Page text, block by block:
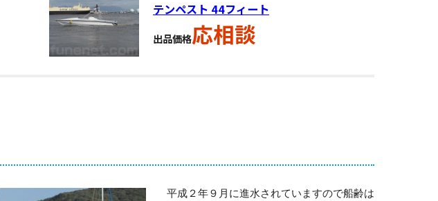
テンペスト 44フィート
出品価格応相談
平成２年９月に進水されていますので船齢は